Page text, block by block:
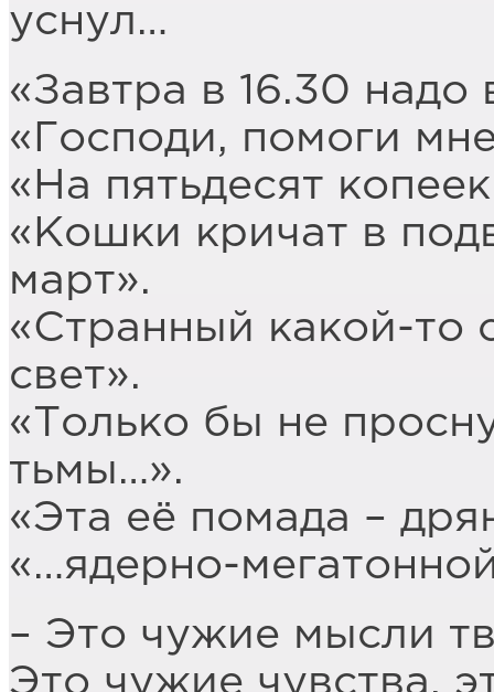
уснул…
«Завтра в 16.30 надо
«Господи, помоги
«На пятьдесят
«Кошки кричат в
март».
«Странный какой-то
свет».
«Только бы не
тьмы…».
«Эта её помада –
«…ядерно-
– Это чужие мысли
Это чужие чувства,